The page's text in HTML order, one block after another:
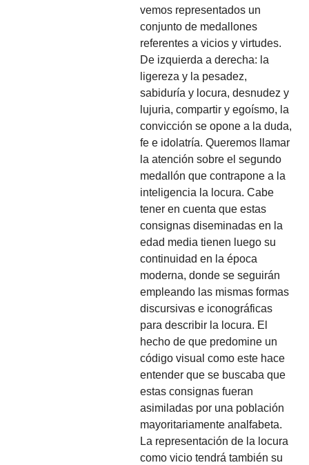
vemos representados un
conjunto de medallones
referentes a vicios y virtudes.
De izquierda a derecha: la
ligereza y la pesadez,
sabiduría y locura, desnudez y
lujuria, compartir y egoísmo, la
convicción se opone a la duda,
fe e idolatría. Queremos llamar
la atención sobre el segundo
medallón que contrapone a la
inteligencia la locura. Cabe
tener en cuenta que estas
consignas diseminadas en la
edad media tienen luego su
continuidad en la época
moderna, donde se seguirán
empleando las mismas formas
discursivas e iconográficas
para describir la locura. El
hecho de que predomine un
código visual como este hace
entender que se buscaba que
estas consignas fueran
asimiladas por una población
mayoritariamente analfabeta.
La representación de la locura
como vicio tendrá también su